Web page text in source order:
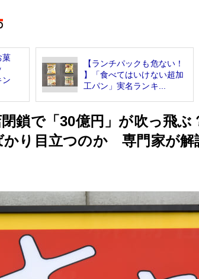
菓
【ランチパックも危ない！
】「食べてはいけない超加
工パン」実名ランキ...
閉鎖で「30億円」が吹っ飛
かり目立つのか 専門家が解